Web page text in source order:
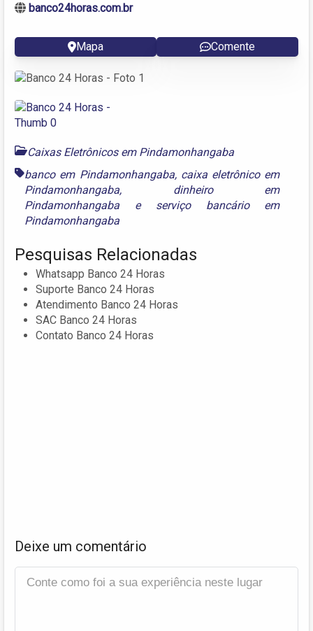
banco24horas.com.br
Mapa Comente
Caixas Eletrônicos em Pindamonhangaba
banco em Pindamonhangaba, caixa eletrônico em
Pindamonhangaba, dinheiro em
Pindamonhangaba e serviço bancário em
Pindamonhangaba
Pesquisas Relacionadas
Whatsapp Banco 24 Horas
Suporte Banco 24 Horas
Atendimento Banco 24 Horas
SAC Banco 24 Horas
Contato Banco 24 Horas
Deixe um comentário